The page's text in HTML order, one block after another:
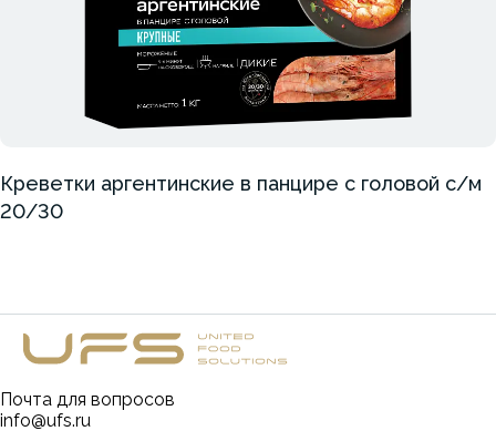
Креветки аргентинские в панцире с головой с/м
20/30
Почта для вопросов
info@ufs.ru